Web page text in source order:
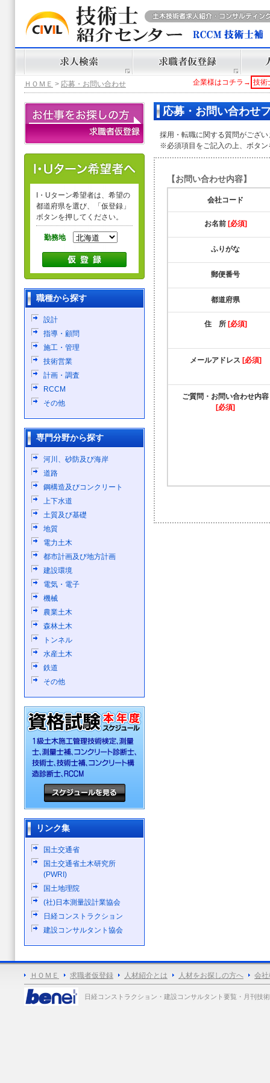
企業様はコチラ→ 技術
ＨＯＭＥ > 応募・お問い合わせ
応募・お問い合わせ
採用・転職に関する質問がござ
※必須項目をご記入の上、ボタ
【お問い合わせ内容】
会社コード
お名前 [必須]
ふりがな
郵便番号
都道府県
住 所 [必須]
メールアドレス [必須]
ご質問・お問い合わせ内容
[必須]
I・Uターン希望者は、希望の
都道府県を選び、「仮登録」
ボタンを押してください。
勤務地
職種から探す
設計
指導・顧問
施工・管理
技術営業
計画・調査
RCCM
その他
専門分野から探す
河川、砂防及び海岸
道路
鋼構造及びコンクリート
上下水道
土質及び基礎
地質
電力土木
都市計画及び地方計画
建設環境
電気・電子
機械
農業土木
森林土木
トンネル
水産土木
鉄道
その他
リンク集
国土交通省
国土交通省土木研究所
(PWRI)
国土地理院
(社)日本測量設計業協会
日経コンストラクション
建設コンサルタント協会
ＨＯＭＥ 求職者仮登録 人材紹介とは 人材をお探しの方へ 会
日経コンストラクション・建設コンサルタント要覧・月刊